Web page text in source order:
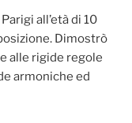
all’età di 10
Dimostrò
alle rigide regole
armoniche ed